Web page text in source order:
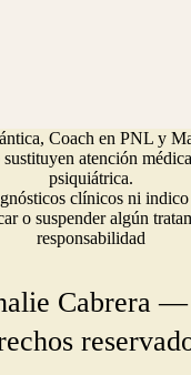
Coach en PNL y
atención
psiquiátrica.
clínicos ni indico
o suspender algún
responsabilidad
Cabrera —